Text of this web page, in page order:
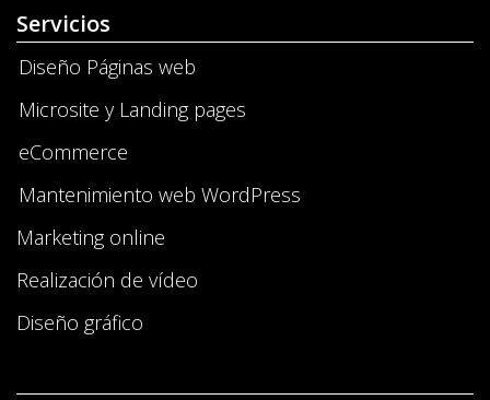
Servicios
Diseño Páginas web
Microsite y Landing pages
eCommerce
Mantenimiento web WordPress
Marketing online
Realización de vídeo
Diseño gráfico